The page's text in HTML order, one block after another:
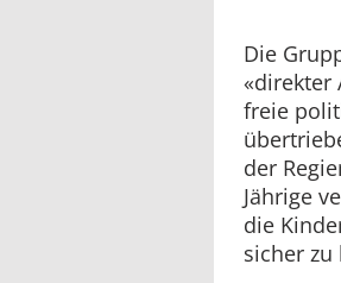
Die
«direkter
freie
der
Jährige
die
sicher zu